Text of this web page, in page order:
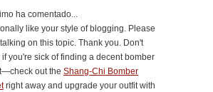
ha comentado...
like your style of blogging. Please
on this topic. Thank you. Don't
if you're sick of finding a decent bomber
out the Shang-Chi Bomber
right away and upgrade your outfit with